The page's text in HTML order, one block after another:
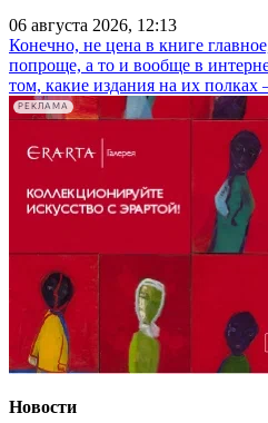
06 августа 2026, 12:13
Конечно, не цена в книге
попроще, а то и вообще в
том, какие издания на их
РЕКЛАМА
Новости